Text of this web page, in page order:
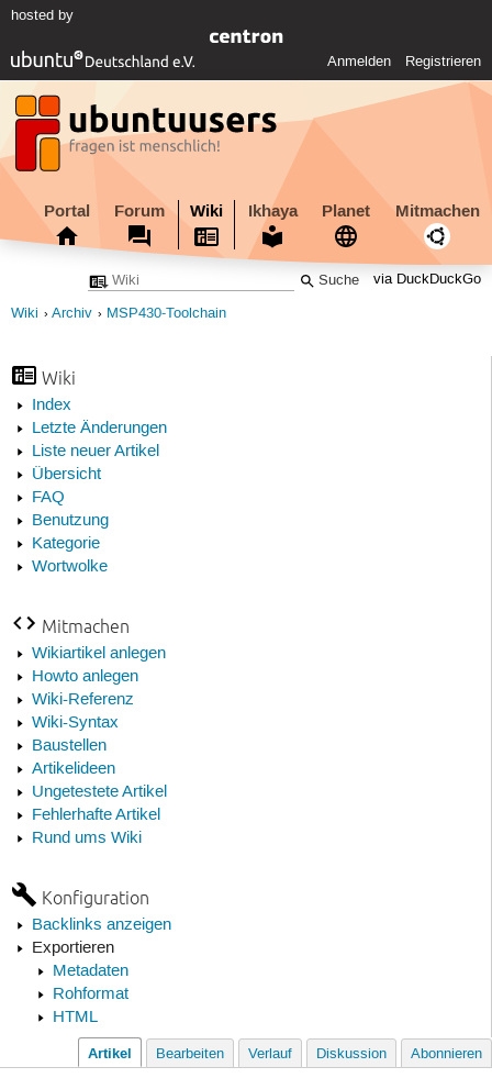
hosted by
Anmelden Registrieren
Portal Forum Wiki Ikhaya Planet Mitmachen
via DuckDuckGo
Wiki Archiv MSP430-Toolchain
Wiki
Index
Letzte Änderungen
Liste neuer Artikel
Übersicht
FAQ
Benutzung
Kategorie
Wortwolke
Mitmachen
Wikiartikel anlegen
Howto anlegen
Wiki-Referenz
Wiki-Syntax
Baustellen
Artikelideen
Ungetestete Artikel
Fehlerhafte Artikel
Rund ums Wiki
Konfiguration
Backlinks anzeigen
Exportieren
Metadaten
Rohformat
HTML
Artikel Bearbeiten Verlauf Diskussion Abonnieren